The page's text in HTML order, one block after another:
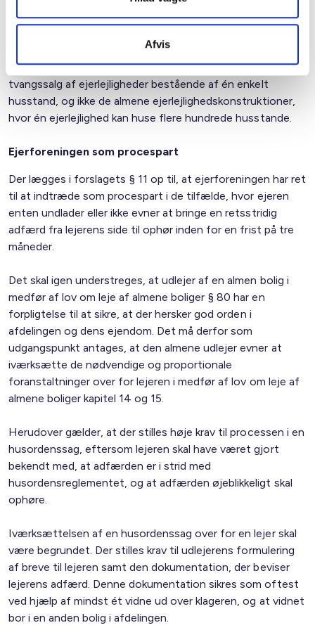
Afvis
konsekvenserne ved et påtvunget frasalg for en almen
boligafdeling. Reglerne lader til at tage henblik på
tvangssalg af ejerlejligheder bestående af én enkelt
husstand, og ikke de almene ejerlejlighedskonstruktioner,
hvor én ejerlejlighed kan huse flere hundrede husstande.
Ejerforeningen som procespart
Der lægges i forslagets § 11 op til, at ejerforeningen har ret
til at indtræde som procespart i de tilfælde, hvor ejeren
enten undlader eller ikke evner at bringe en retsstridig
adfærd fra lejerens side til ophør inden for en frist på tre
måneder.
Det skal igen understreges, at udlejer af en almen bolig i
medfør af lov om leje af almene boliger § 80 har en
forpligtelse til at sikre, at der hersker god orden i
afdelingen og dens ejendom. Det må derfor som
udgangspunkt antages, at den almene udlejer evner at
iværksætte de nødvendige og proportionale
foranstaltninger over for lejeren i medfør af lov om leje af
almene boliger kapitel 14 og 15.
Herudover gælder, at der stilles høje krav til processen i en
husordenssag, eftersom lejeren skal have været gjort
bekendt med, at adfærden er i strid med
husordensreglementet, og at adfærden øjeblikkeligt skal
ophøre.
Iværksættelsen af en husordenssag over for en lejer skal
være begrundet. Der stilles krav til udlejerens formulering
af breve til lejeren samt den dokumentation, der beviser
lejerens adfærd. Denne dokumentation sikres som oftest
ved hjælp af mindst ét vidne ud over klageren, og at vidnet
bor i en anden bolig i afdelingen.